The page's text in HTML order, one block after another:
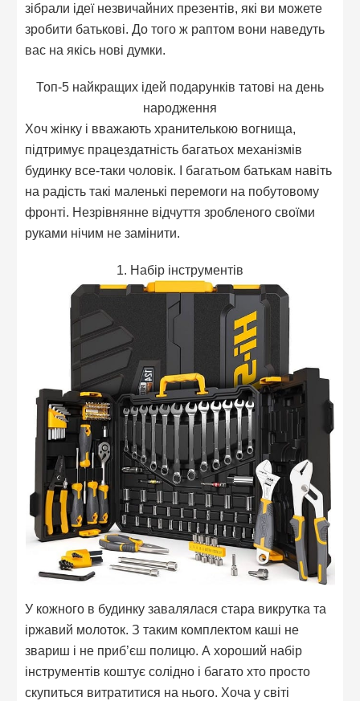
зібрали ідеї незвичайних презентів, які ви можете
зробити батькові. До того ж раптом вони наведуть
вас на якісь нові думки.
Топ-5 найкращих ідей подарунків татові на день
народження
Хоч жінку і вважають хранителькою вогнища,
підтримує працездатність багатьох механізмів
будинку все-таки чоловік. І багатьом батькам навіть
на радість такі маленькі перемоги на побутовому
фронті. Незрівнянне відчуття зробленого своїми
руками нічим не замінити.
1. Набір інструментів
У кожного в будинку завалялася стара викрутка та
іржавий молоток. З таким комплектом каші не
звариш і не приб’єш полицю. А хороший набір
інструментів коштує солідно і багато хто просто
скупиться витратитися на нього. Хоча у світі